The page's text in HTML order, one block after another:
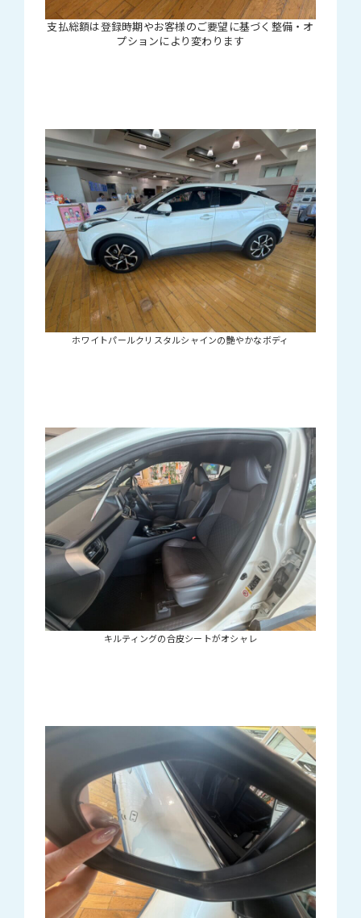
支払総額は登録時期やお客様のご要望に基づく整備・オ
プションにより変わります
ホワイトパールクリスタルシャインの艶やかなボディ
キルティングの合皮シートがオシャレ